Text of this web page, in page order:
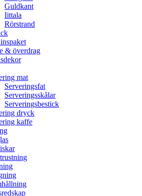
Guldkant
Iittala
Rörstrand
& överdrag
mat
Serveringsfat
Serveringsskålar
Serveringsbestick
dryck
kaffe